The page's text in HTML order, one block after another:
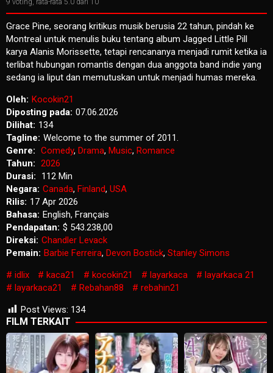
9 voting, rata-rata 5.0 dari 10
Grace Pine, seorang kritikus musik berusia 22 tahun, pindah ke
Montreal untuk menulis buku tentang album Jagged Little Pill
karya Alanis Morissette, tetapi rencananya menjadi rumit ketika ia
terlibat hubungan romantis dengan dua anggota band indie yang
sedang ia liput dan memutuskan untuk menjadi humas mereka.
Oleh: Kocokin21
Diposting pada: 07.06.2026
Dilihat: 134
Tagline: Welcome to the summer of 2011.
Genre: Comedy, Drama, Music, Romance
Tahun: 2026
Durasi:
112 Min
Negara: Canada, Finland, USA
Rilis: 17 Apr 2026
Bahasa: English, Français
Pendapatan: $ 543.238,00
Direksi: Chandler Levack
Pemain: Barbie Ferreira, Devon Bostick, Stanley Simons
idlix
kaca21 kocokin21 layarkaca
layarkaca 21
layarkaca21
Rebahan88
rebahin21
Post Views: 134
FILM TERKAIT